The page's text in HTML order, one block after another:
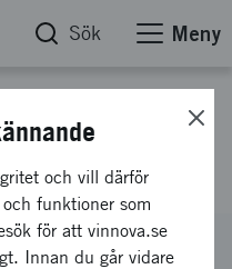
Sök Meny
och vill därför
funktioner som
för att vinnova.se
Innan du går vidare